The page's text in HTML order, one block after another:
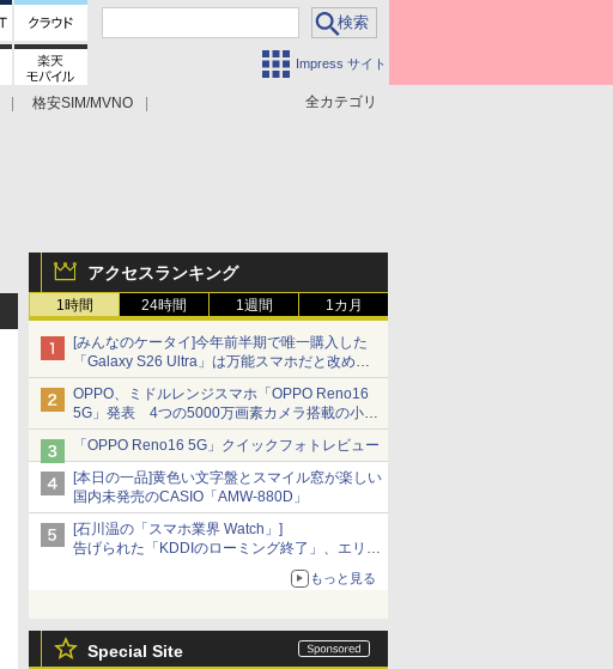
Impress サイト
全カテゴリ
格安SIM/MVNO
アクセスランキング
1時間 24時間 1週間 1カ月
[みんなのケータイ]今年前半期で唯一購入した
「Galaxy S26 Ultra」は万能スマホだと改めて
思う
OPPO、ミドルレンジスマホ「OPPO Reno16
5G」発表 4つの5000万画素カメラ搭載の小型
モデル
「OPPO Reno16 5G」クイックフォトレビュー
[本日の一品]黄色い文字盤とスマイル窓が楽しい
国内未発売のCASIO「AMW-880D」
[石川温の「スマホ業界 Watch」]
告げられた「KDDIのローミング終了」、エリア
マップの落とし穴と楽天モバイルの課題
もっと見る
Special Site